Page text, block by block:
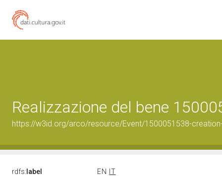
Realizzazione del bene
https://w3id.org/arco/resource/Event/1500051538-
rdfs: label EN
IT